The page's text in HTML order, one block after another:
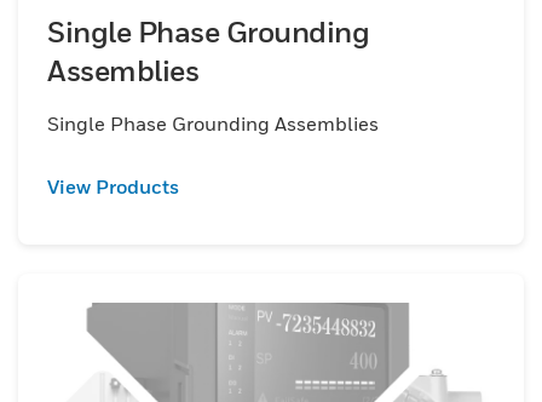
Single Phase Grounding
Assemblies
Single Phase Grounding Assemblies
View Products